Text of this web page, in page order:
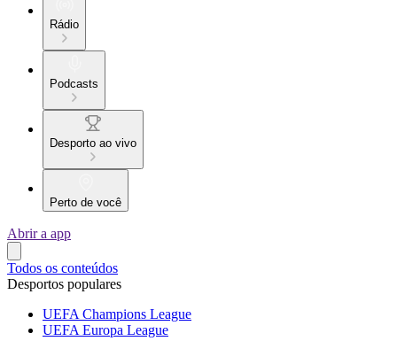
Rádio
Podcasts
Desporto ao vivo
Perto de você
Abrir a app
Todos os conteúdos
Desportos populares
UEFA Champions League
UEFA Europa League